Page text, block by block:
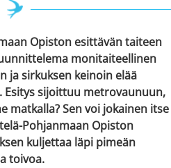
Opiston esittävän taiteen
monitaiteellinen
ja sirkuksen keinoin elää
Esitys sijoittuu metrovaunuun,
matkalla? Sen voi jokainen itse
Pohjanmaan Opiston
kuljettaa läpi pimeän
toivoa.